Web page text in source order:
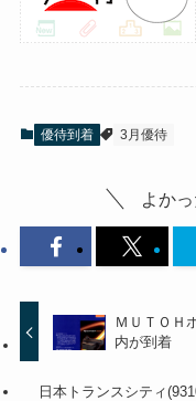
優待到着 3月優待
よか
ＭＵＴＯＨ
内が到着
日本トランスシティ